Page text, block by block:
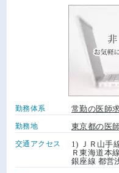
勤務体系 常勤の医師
勤務地 東京都の医
交通アクセス
1) ＪＲ山手
Ｒ東海道本
銀座線 都営